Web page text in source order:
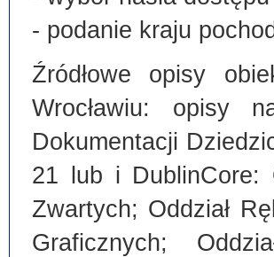
- podanie kraju
Źródłowe opisy
Wrocławiu: opisy
Dokumentacji
21 lub i DublinCore:
Zwartych; Oddział
Graficznych;